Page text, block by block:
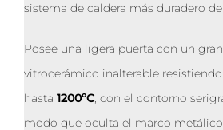
sistema de caldera más duradero
Posee una ligera puerta con un
vitrocerámico inalterable
hasta 1200ºC, con el contorno
modo que oculta el marco